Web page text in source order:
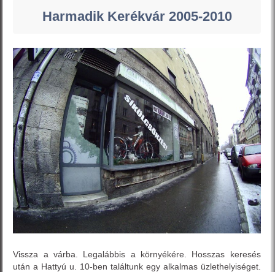
Harmadik Kerékvár 2005-2010
Vissza a várba. Legalábbis a környékére. Hosszas keresés
után a Hattyú u. 10-ben találtunk egy alkalmas üzlethelyiséget.